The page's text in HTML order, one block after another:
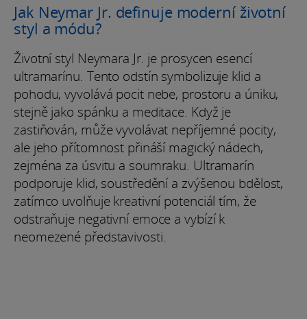
Jak Neymar Jr. definuje moderní životní
styl a módu?
Životní styl Neymara Jr. je prosycen esencí
ultramarínu. Tento odstín symbolizuje klid a
pohodu, vyvolává pocit nebe, prostoru a úniku,
stejně jako spánku a meditace. Když je
zastiňován, může vyvolávat nepříjemné pocity,
ale jeho přítomnost přináší magický nádech,
zejména za úsvitu a soumraku. Ultramarín
podporuje klid, soustředění a zvýšenou bdělost,
zatímco uvolňuje kreativní potenciál tím, že
odstraňuje negativní emoce a vybízí k
neomezené představivosti.